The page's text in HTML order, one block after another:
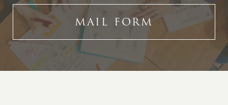
MAIL FORM